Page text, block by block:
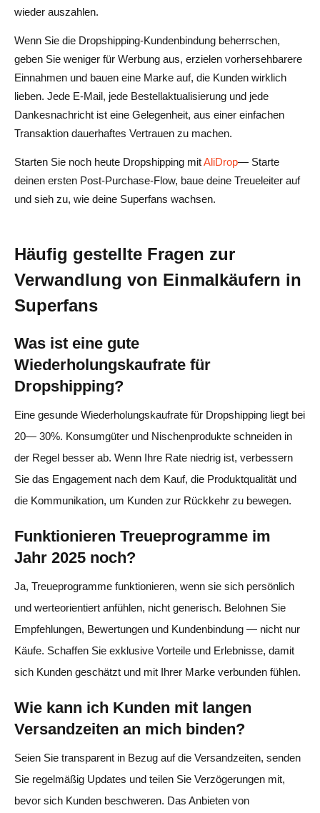
wieder auszahlen.
Wenn Sie die Dropshipping-Kundenbindung beherrschen,
geben Sie weniger für Werbung aus, erzielen vorhersehbarere
Einnahmen und bauen eine Marke auf, die Kunden wirklich
lieben. Jede E-Mail, jede Bestellaktualisierung und jede
Dankesnachricht ist eine Gelegenheit, aus einer einfachen
Transaktion dauerhaftes Vertrauen zu machen.
Starten Sie noch heute Dropshipping mitAliDrop— Starte
deinen ersten Post-Purchase-Flow, baue deine Treueleiter auf
und sieh zu, wie deine Superfans wachsen.
Häufig gestellte Fragen zur
Verwandlung von Einmalkäufern in
Superfans
Was ist eine gute
Wiederholungskaufrate für
Dropshipping?
Eine gesunde Wiederholungskaufrate für Dropshipping liegt bei
20— 30%. Konsumgüter und Nischenprodukte schneiden in
der Regel besser ab. Wenn Ihre Rate niedrig ist, verbessern
Sie das Engagement nach dem Kauf, die Produktqualität und
die Kommunikation, um Kunden zur Rückkehr zu bewegen.
Funktionieren Treueprogramme im
Jahr 2025 noch?
Ja, Treueprogramme funktionieren, wenn sie sich persönlich
und werteorientiert anfühlen, nicht generisch. Belohnen Sie
Empfehlungen, Bewertungen und Kundenbindung — nicht nur
Käufe. Schaffen Sie exklusive Vorteile und Erlebnisse, damit
sich Kunden geschätzt und mit Ihrer Marke verbunden fühlen.
Wie kann ich Kunden mit langen
Versandzeiten an mich binden?
Seien Sie transparent in Bezug auf die Versandzeiten, senden
Sie regelmäßig Updates und teilen Sie Verzögerungen mit,
bevor sich Kunden beschweren. Das Anbieten von